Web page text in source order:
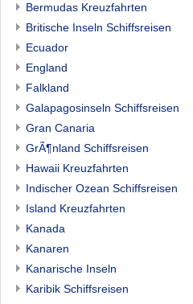
Bermudas Kreuzfahrten
Britische Inseln Schiffsreisen
Ecuador
England
Falkland
Galapagosinseln Schiffsreisen
Gran Canaria
GrÃ¶nland Schiffsreisen
Hawaii Kreuzfahrten
Indischer Ozean Schiffsreisen
Island Kreuzfahrten
Kanada
Kanaren
Kanarische Inseln
Karibik Schiffsreisen